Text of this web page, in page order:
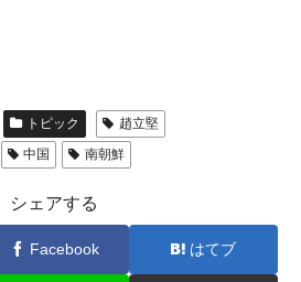
トピック
趙立堅
中国 南朝鮮
シェアする
Facebook はてブ